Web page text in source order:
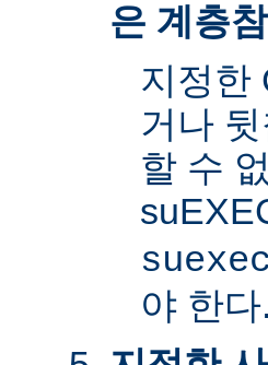
은 계층
지정한
거나
할 수
야 한다.